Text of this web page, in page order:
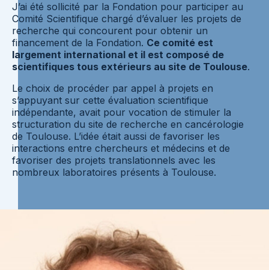
J’ai été sollicité par la Fondation pour participer au
Comité Scientifique chargé d’évaluer les projets de
recherche qui concourent pour obtenir un
financement de la Fondation. Ce comité est
largement international et il est composé de
scientifiques tous extérieurs au site de Toulouse.
Le choix de procéder par appel à projets en
s’appuyant sur cette évaluation scientifique
indépendante, avait pour vocation de stimuler la
structuration du site de recherche en cancérologie
de Toulouse. L’idée était aussi de favoriser les
interactions entre chercheurs et médecins et de
favoriser des projets translationnels avec les
nombreux laboratoires présents à Toulouse.